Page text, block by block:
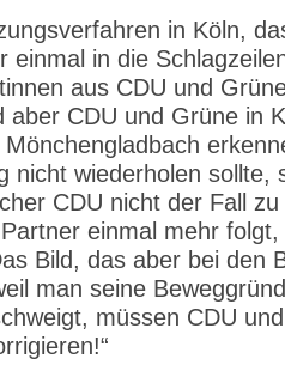
in Köln,
einmal in die
aus CDU und
aber CDU und Grüne in
nicht wiederholen sollte,
CDU nicht der Fall
einmal mehr
Bild, das aber bei den
man seine
müssen CDU